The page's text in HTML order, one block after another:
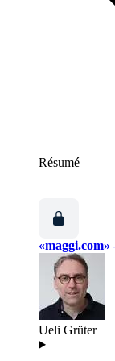
Résumé
«maggi.com»
Ueli Grüter